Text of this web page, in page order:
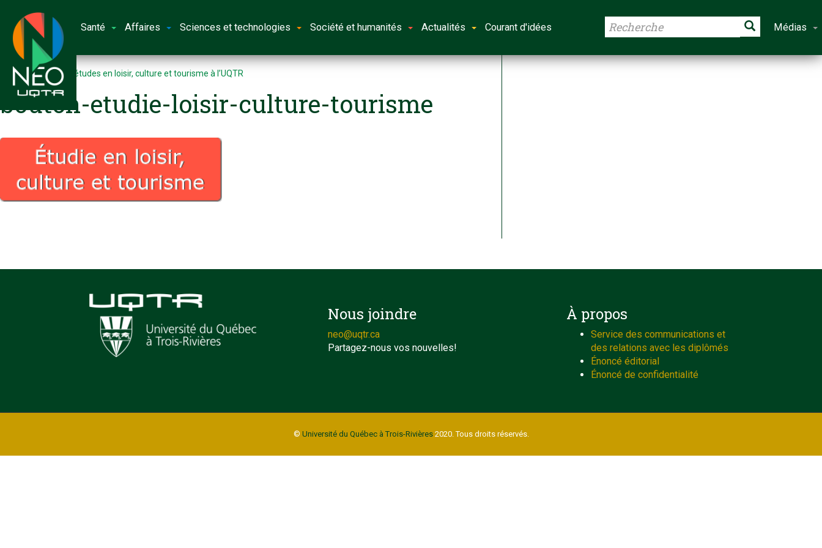
Santé Affaires Sciences et technologies Société et humanités Actualités Courant d'idées Médias
Accueil 50 ans d’études en loisir, culture et tourisme à l’UQTR
bouton-etudie-loisir-culture-tourisme
Nous joindre
neo@uqtr.ca
Partagez-nous vos nouvelles!
À propos
Service des communications et
des relations avec les diplômés
Énoncé éditorial
Énoncé de confidentialité
© Université du Québec à Trois-Rivières2020. Tous droits réservés.